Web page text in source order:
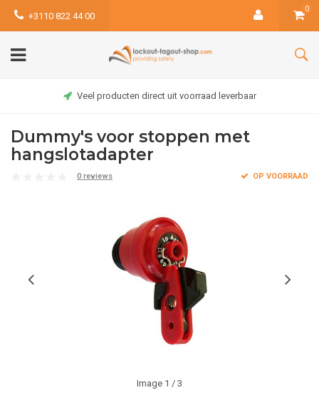
+3110 822 44 00
0
Veel producten direct uit voorraad leverbaar
Dummy's voor stoppen met
hangslotadapter
0 reviews OP VOORRAAD
Image 1 / 3